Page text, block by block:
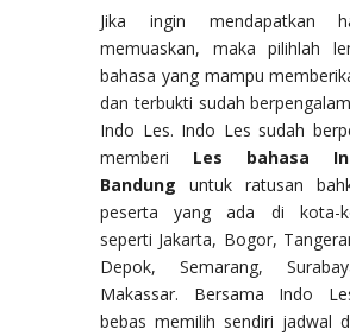
Jika ingin mendapatkan
memuaskan, maka pilihlah
bahasa yang mampu
dan terbukti sudah
Indo Les. Indo Les sudah
memberi Les bahasa
Bandung untuk ratusan
peserta yang ada di kota-
seperti Jakarta, Bogor,
Depok, Semarang,
Makassar. Bersama Indo
bebas memilih sendiri jadwal